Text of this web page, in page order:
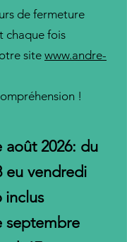
de fermeture
chaque fois
site www.andre-
!
août 2026: du
eu vendredi
inclus
septembre